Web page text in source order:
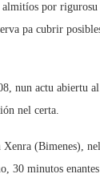
por rigurosu
pa cubrir
nun actu abiertu
nel certa.
Xenra (Bimenes),
30 minutos